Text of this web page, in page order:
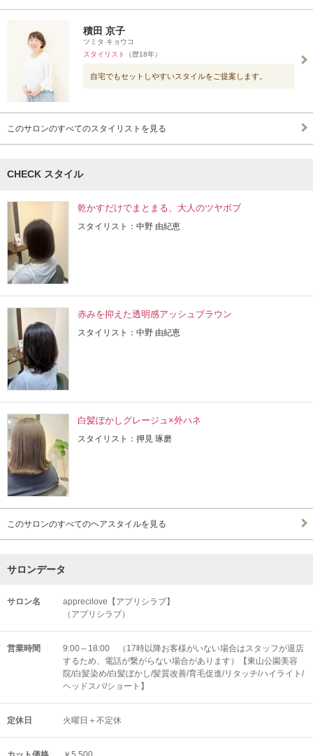
積田 京子
ツミタ キョウコ
スタイリスト
（歴18年）
自宅でもセットしやすいスタイルをご提案します。
このサロンのすべてのスタイリストを見る
CHECK スタイル
乾かすだけでまとまる、大人のツヤボブ
スタイリスト：中野 由紀恵
赤みを抑えた透明感アッシュブラウン
スタイリスト：中野 由紀恵
白髪ぼかしグレージュ×外ハネ
スタイリスト：押見 琢磨
このサロンのすべてのヘアスタイルを見る
サロンデータ
サロン名
apprecilove【アプリシラブ】
（アプリシラブ）
営業時間
9:00～18:00 （17時以降お客様がいない場合はスタッフが退店
するため、電話が繋がらない場合があります）【東山公園美容
院/白髪染め/白髪ぼかし/髪質改善/育毛促進/リタッチ/ハイライト/
ヘッドスパ/ショート】
定休日 火曜日＋不定休